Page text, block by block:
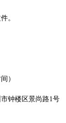
。
）
钟楼区景尚路1号